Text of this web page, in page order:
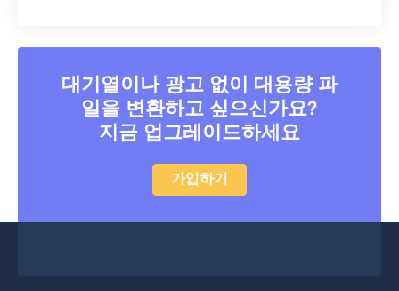
대기열이나 광고 없이 대용량 파
일을 변환하고 싶으신가요?
지금 업그레이드하세요
가입하기